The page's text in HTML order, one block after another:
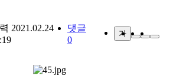
2021.02.24
댓글
0
가